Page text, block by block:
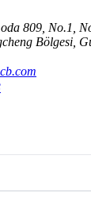
809, No.1,
Bölgesi,